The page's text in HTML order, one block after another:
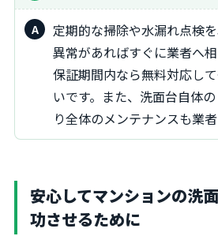
定期的な掃除や水漏れ点検を心がけましょう。
異常があればすぐに業者へ相
保証期間内なら無料対応し
いです。また、洗面台自体
り全体のメンテナンスも業者
安心してマンションの洗
功させるために